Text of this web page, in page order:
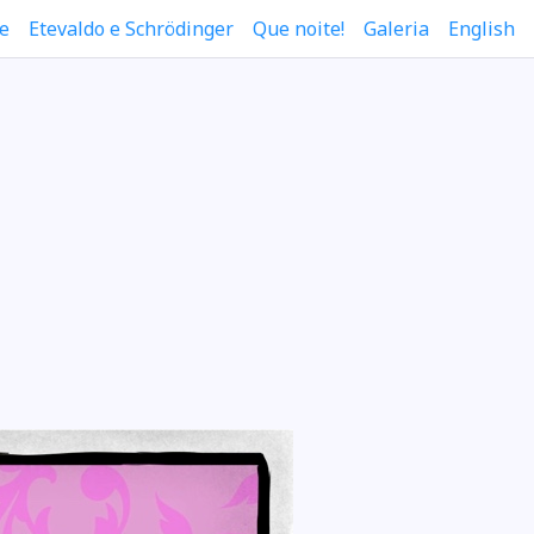
Etevaldo e Schrödinger Que noite! Galeria English